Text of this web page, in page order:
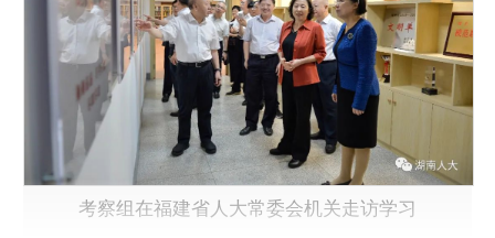
考察组在福建省人大常委会机关走访学习